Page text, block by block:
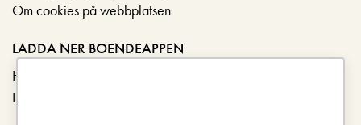
Om cookies på webbplatsen
LADDA NER BOENDEAPPEN
Hämta i App Store
Ladda ner på Google Play